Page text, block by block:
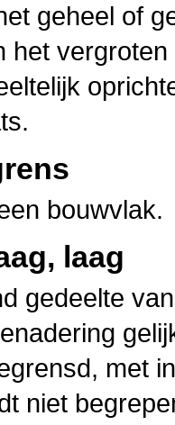
geheel of
het
bouwvlak.
laag
gedeelte
met
niet